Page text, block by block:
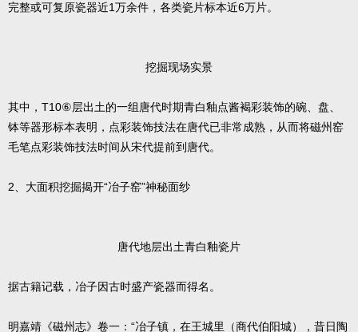
完整或可复原瓷器近1万余件，各类瓷片标本近6万片。
挖掘现场实景
其中，T10⑥层出土的一组唐代时期青白釉点酱褐彩装饰的碗、盘、
钵等器形标本表明，点彩装饰技法在唐代已非常成熟，从而将磁州窑
毛笔点彩装饰技法时间从宋代提前到唐代。
2、大面积挖掘揭开“冶子窑”神秘面纱
唐代地层出土青白釉瓷片
据古籍记载，冶子因古时盛产瓷器而得名。
明嘉靖《磁州志》卷一：“冶子镇，在王城里（商代伯阳城），昔日陶